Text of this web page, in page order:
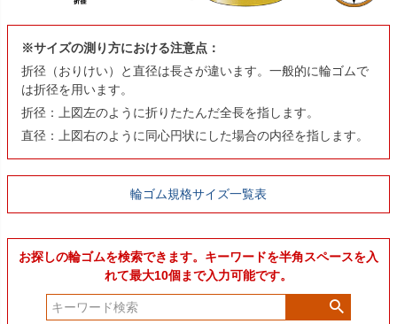
※サイズの測り方における注意点：
折径（おりけい）と直径は長さが違います。一般的に輪ゴムで
は折径を用います。
折径：上図左のように折りたたんだ全長を指します。
直径：上図右のように同心円状にした場合の内径を指します。
輪ゴム規格サイズ一覧表
お探しの輪ゴムを検索できます。キーワードを半角スペースを入
れて最大10個まで入力可能です。